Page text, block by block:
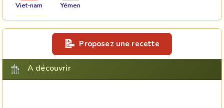
Viet-nam Yémen
Proposez une recette
A découvrir